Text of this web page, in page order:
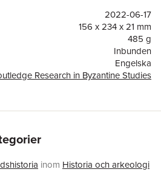
and transforms this situation by
men's desiring relations with
desire between men in and
the 900s. Analysis of Greek
until now) and of material culture
liberal than the medieval West and
of Byzantine elite men's culture
Men will appeal to scholars
interested in Byzantine History,
of Masculinity, and the History
2022-06-17
156 x 234 x 21 mm
485 g
Inbunden
Engelska
Research in Byzantine Studies
9780815353829
inom Historia och arkeologi